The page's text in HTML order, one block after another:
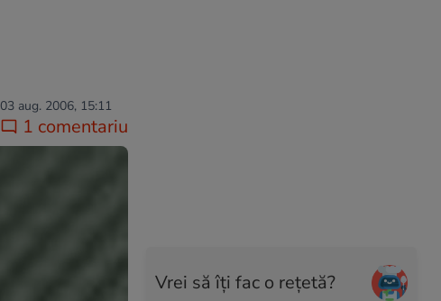
03 aug. 2006, 15:11
1 comentariu
Vrei să îți fac o rețetă?